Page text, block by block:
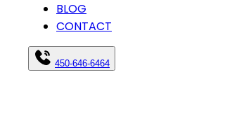
BLOG
CONTACT
450-646-6464